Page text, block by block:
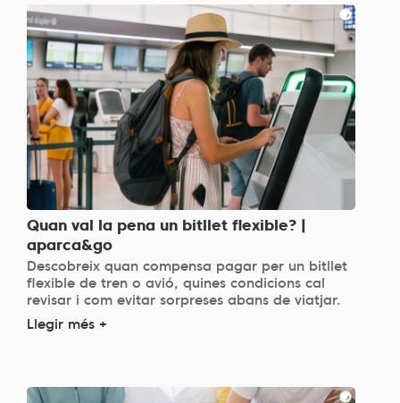
Quan val la pena un bitllet flexible? |
aparca&go
Descobreix quan compensa pagar per un bitllet
flexible de tren o avió, quines condicions cal
revisar i com evitar sorpreses abans de viatjar.
Llegir més +